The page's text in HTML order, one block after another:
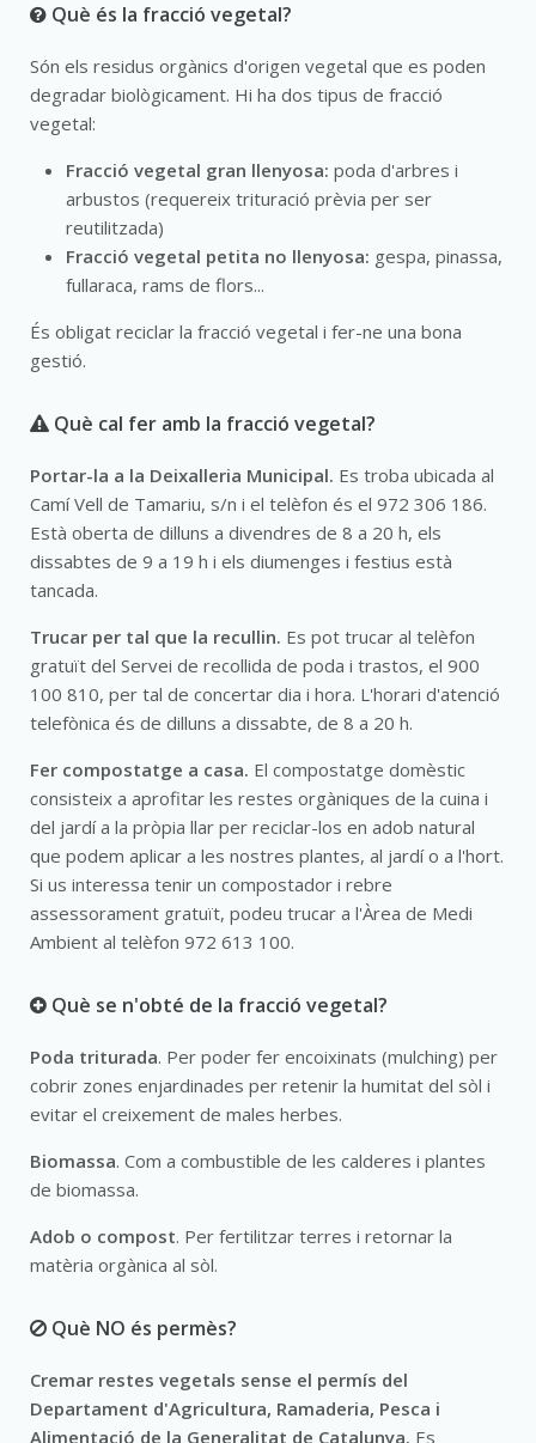
Què és la fracció vegetal?
Són els residus orgànics d'origen vegetal que es poden
degradar biològicament. Hi ha dos tipus de fracció
vegetal:
Fracció vegetal gran llenyosa: poda d'arbres i
arbustos (requereix trituració prèvia per ser
reutilitzada)
Fracció vegetal petita no llenyosa: gespa, pinassa,
fullaraca, rams de flors...
És obligat reciclar la fracció vegetal i fer-ne una bona
gestió.
Què cal fer amb la fracció vegetal?
Portar-la a la Deixalleria Municipal. Es troba ubicada al
Camí Vell de Tamariu, s/n i el telèfon és el 972 306 186.
Està oberta de dilluns a divendres de 8 a 20 h, els
dissabtes de 9 a 19 h i els diumenges i festius està
tancada.
Trucar per tal que la recullin. Es pot trucar al telèfon
gratuït del Servei de recollida de poda i trastos, el 900
100 810, per tal de concertar dia i hora. L'horari d'atenció
telefònica és de dilluns a dissabte, de 8 a 20 h.
Fer compostatge a casa. El compostatge domèstic
consisteix a aprofitar les restes orgàniques de la cuina i
del jardí a la pròpia llar per reciclar-los en adob natural
que podem aplicar a les nostres plantes, al jardí o a l'hort.
Si us interessa tenir un compostador i rebre
assessorament gratuït, podeu trucar a l'Àrea de Medi
Ambient al telèfon 972 613 100.
Què se n'obté de la fracció vegetal?
Poda triturada. Per poder fer encoixinats (mulching) per
cobrir zones enjardinades per retenir la humitat del sòl i
evitar el creixement de males herbes.
Biomassa. Com a combustible de les calderes i plantes
de biomassa.
Adob o compost. Per fertilitzar terres i retornar la
matèria orgànica al sòl.
Què NO és permès?
Cremar restes vegetals sense el permís del
Departament d'Agricultura, Ramaderia, Pesca i
Alimentació de la Generalitat de Catalunya. Es